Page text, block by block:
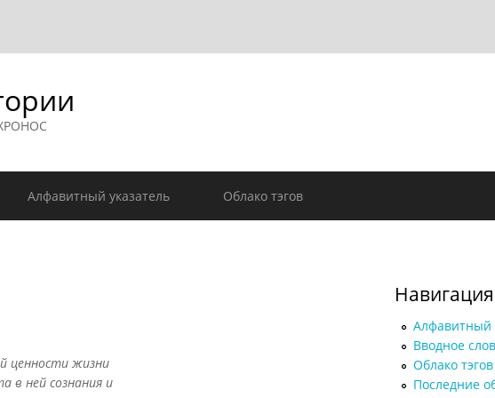
Алфавитный указатель Облако тэгов
ценности жизни
в ней сознания и
Навигация
Алфавитный
Вводное
Облако тэгов
Последние